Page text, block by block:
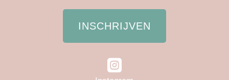
INSCHRIJVEN
